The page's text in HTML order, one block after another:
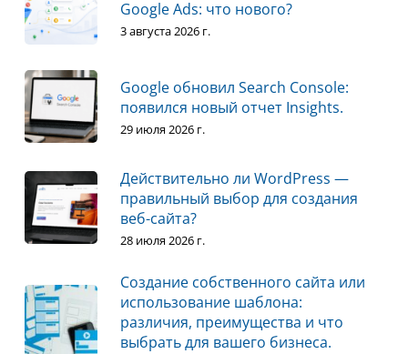
Google Ads: что нового?
3 августа 2026 г.
Google обновил Search Console:
появился новый отчет Insights.
29 июля 2026 г.
Действительно ли WordPress —
правильный выбор для создания
веб-сайта?
28 июля 2026 г.
Создание собственного сайта или
использование шаблона:
различия, преимущества и что
выбрать для вашего бизнеса.